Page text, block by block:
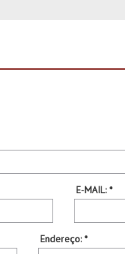
E-MAIL: *
Endereço: *